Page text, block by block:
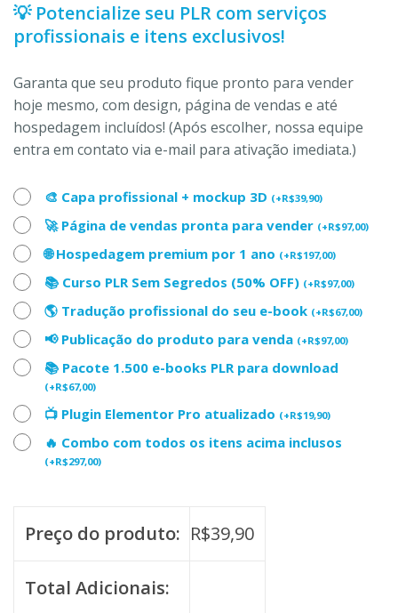
💡 Potencialize seu PLR com serviços
profissionais e itens exclusivos!
Garanta que seu produto fique pronto para vender
hoje mesmo, com design, página de vendas e até
hospedagem incluídos! (Após escolher, nossa equipe
entra em contato via e-mail para ativação imediata.)
🎨 Capa profissional + mockup 3D (+R$39,90)
🚀 Página de vendas pronta para vender (+R$97,00)
🌐 Hospedagem premium por 1 ano (+R$197,00)
📚 Curso PLR Sem Segredos (50% OFF) (+R$97,00)
🌎 Tradução profissional do seu e-book (+R$67,00)
📢 Publicação do produto para venda (+R$97,00)
📚 Pacote 1.500 e-books PLR para download
(+R$67,00)
📺 Plugin Elementor Pro atualizado (+R$19,90)
🔥 Combo com todos os itens acima inclusos
(+R$297,00)
Preço do produto: R$39,90
Total Adicionais: